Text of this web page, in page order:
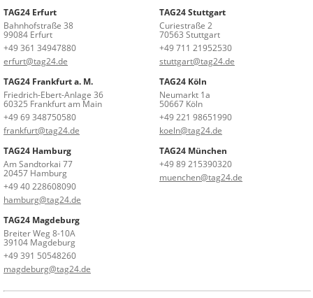
TAG24 Erfurt
Bahnhofstraße 38
99084 Erfurt
+49 361 34947880
erfurt@tag24.de
TAG24 Stuttgart
Curiestraße 2
70563 Stuttgart
+49 711 21952530
stuttgart@tag24.de
TAG24 Frankfurt a. M.
Friedrich-Ebert-Anlage 36
60325 Frankfurt am Main
+49 69 348750580
frankfurt@tag24.de
TAG24 Köln
Neumarkt 1a
50667 Köln
+49 221 98651990
koeln@tag24.de
TAG24 Hamburg
Am Sandtorkai 77
20457 Hamburg
+49 40 228608090
hamburg@tag24.de
TAG24 München
+49 89 215390320
muenchen@tag24.de
TAG24 Magdeburg
Breiter Weg 8-10A
39104 Magdeburg
+49 391 50548260
magdeburg@tag24.de